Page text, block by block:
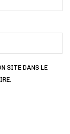
SITE DANS LE